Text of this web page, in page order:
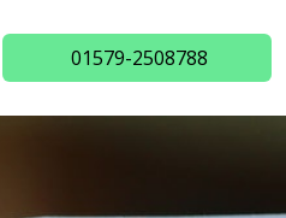
01579-2508788